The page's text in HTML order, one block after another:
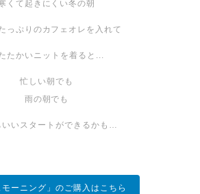
くて起きにくい冬の朝
っぷりのカフェオレを入れて
たかいニットを着ると...
忙しい朝でも
雨の朝でも
いいスタートができるかも…
モーニング」のご購入はこちら